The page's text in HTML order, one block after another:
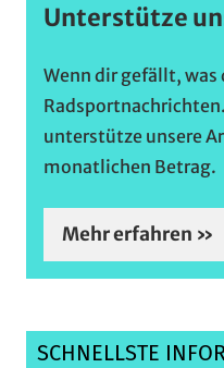
Unterstütze
Wenn dir gefällt, was
unterstütze unsere
monatlichen Betrag.
Mehr erfahren »
SCHNELLSTE